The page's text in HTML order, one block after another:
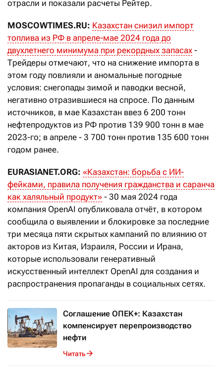
отрасли и показали расчеты Рейтер.
MOSCOWTIMES.RU: Казахстан снизил импорт
топлива из РФ в апреле-мае 2024 года до
двухлетнего минимума при рекордных запасах -
Трейдеры отмечают, что на снижение импорта в
этом году повлияли и аномальные погодные
условия: снегопады зимой и паводки весной,
негативно отразившиеся на спросе. По данным
источников, в мае Казахстан ввез 6 200 тонн
нефтепродуктов из РФ против 139 900 тонн в мае
2023-го; в апреле - 3 700 тонн против 135 600 тонн
годом ранее.
EURASIANET.ORG: «Казахстан: борьба с ИИ-
фейками, правила получения гражданства и саранча
как халяльный продукт» - 30 мая 2024 года
компания OpenAI опубликовала отчёт, в котором
сообщила о выявлении и блокировке за последние
три месяца пяти скрытых кампаний по влиянию от
акторов из Китая, Израиля, России и Ирана,
которые использовали генеративный
искусственный интеллект OpenAI для создания и
распространения пропаганды в социальных сетях.
Соглашение ОПЕК+: Казахстан
компенсирует перепроизводство
нефти
Читать